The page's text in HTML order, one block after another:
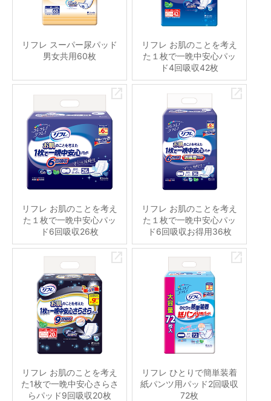
リフレ スーパー尿パッド
男女共用60枚
リフレ お肌のことを考え
た１枚で一晩中安心パッ
ド4回吸収42枚
リフレ お肌のことを考え
た１枚で一晩中安心パッ
ド6回吸収26枚
リフレ お肌のことを考え
た１枚で一晩中安心パッ
ド6回吸収お得用36枚
リフレ お肌のことを考え
た1枚で一晩中安心さらさ
らパッド9回吸収20枚
リフレ ひとりで簡単装着
紙パンツ用パッド2回吸収
72枚